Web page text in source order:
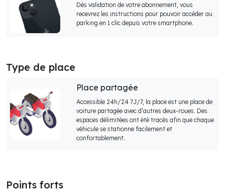
Dès validation de votre abonnement, vous
recevrez les instructions pour pouvoir accéder au
parking en 1 clic depuis votre smartphone.
Type de place
Place partagée
Accessible 24h/24 7J/7, la place est une place de
voiture partagée avec d’autres deux-roues. Des
espaces délimitées ont été tracés afin que chaque
véhicule se stationne facilement et
confortablement.
Points forts